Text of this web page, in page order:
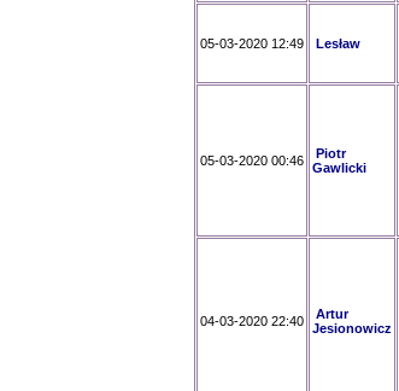
05-03-2020 12:49 Lesław
05-03-2020 00:46
Piotr
Gawlicki
04-03-2020 22:40
Artur
Jesionowicz